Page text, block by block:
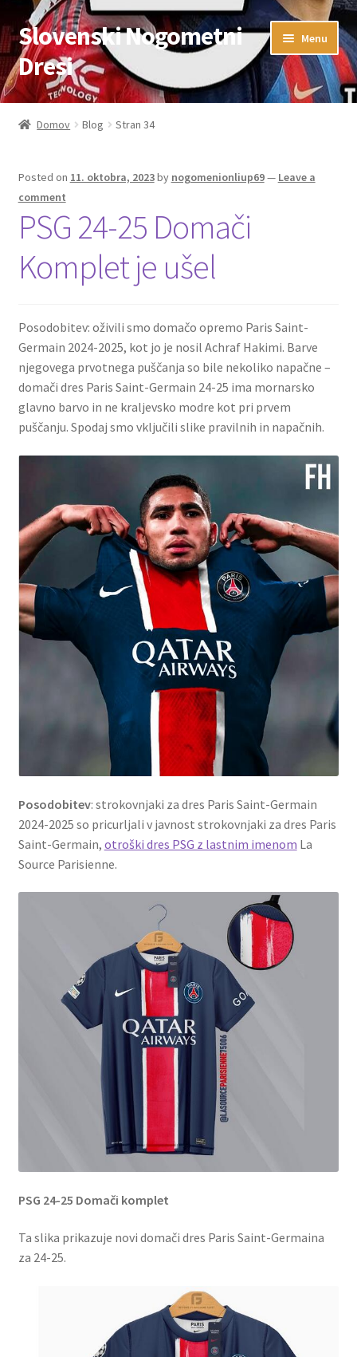
Skip
to
navigation
Skip
to
content
Slovenski Nogometni
Dresi
Menu
Domov
FAQs
Kontaktiraj nas
Košarica
Trgovina
Zaključek nakupa
Domov Blog Stran 34
Posted on 11. oktobra, 2023by nogomenionliup69— Leave a
comment
PSG 24-25 Domači
Komplet je ušel
Posodobitev: oživili smo domačo opremo Paris Saint-
Germain 2024-2025, kot jo je nosil Achraf Hakimi. Barve
njegovega prvotnega puščanja so bile nekoliko napačne –
domači dres Paris Saint-Germain 24-25 ima mornarsko
glavno barvo in ne kraljevsko modre kot pri prvem
puščanju. Spodaj smo vključili slike pravilnih in napačnih.
Posodobitev: strokovnjaki za dres Paris Saint-Germain
2024-2025 so pricurljali v javnost strokovnjaki za dres Paris
Saint-Germain, otroški dres PSG z lastnim imenom La
Source Parisienne.
PSG 24-25 Domači komplet
Ta slika prikazuje novi domači dres Paris Saint-Germaina
za 24-25.